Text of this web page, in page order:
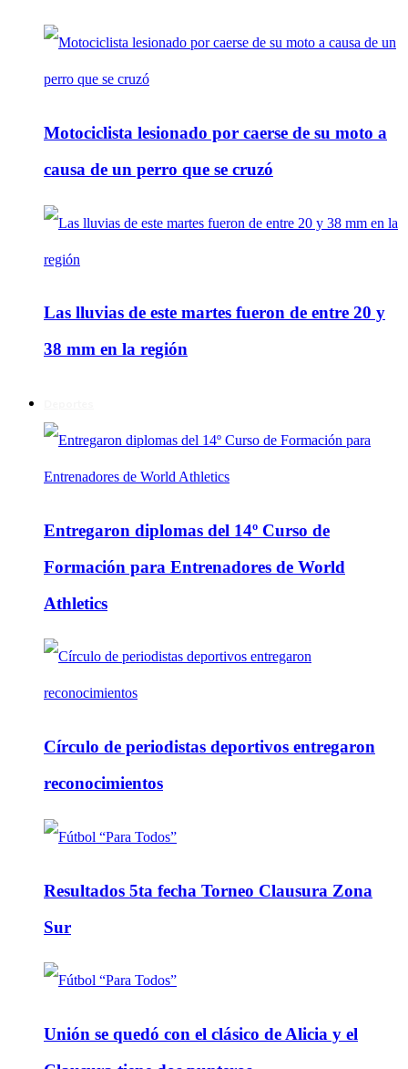
Motociclista lesionado por caerse de su moto a
causa de un perro que se cruzó
Las lluvias de este martes fueron de entre 20 y
38 mm en la región
Entregaron diplomas del 14º Curso de
Formación para Entrenadores de World
Athletics
Círculo de periodistas deportivos entregaron
reconocimientos
Resultados 5ta fecha Torneo Clausura Zona
Sur
Unión se quedó con el clásico de Alicia y el